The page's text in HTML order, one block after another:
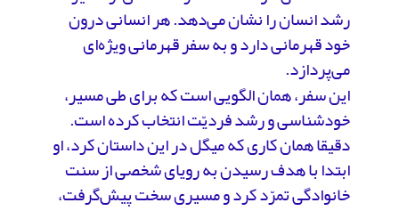
رشد انسان را نشان می‌دهد. هر انسانی درون
خود قهرمانی دارد و به سفر قهرمانی ویژه‌ای
می‌پردازد.
این سفر، همان الگویی است که برای طی مسیر،
خودشناسی و رشد فردیّت انتخاب کرده است.
دقیقا همان کاری که میگل در این داستان کرد، او
ابتدا با هدف رسیدن به رویای شخصی از سنت
خانوادگی تمرّد کرد و مسیری سخت پیش‌گرفت،